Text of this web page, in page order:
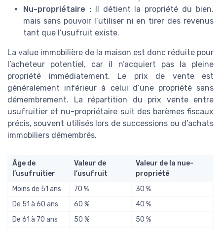
Nu-propriétaire :Il détient la propriété du bien,
mais sans pouvoir l’utiliser ni en tirer des revenus
tant que l’usufruit existe.
La value immobilière de la maison est donc réduite pour
l’acheteur potentiel, car il n’acquiert pas la pleine
propriété immédiatement. Le prix de vente est
généralement inférieur à celui d’une propriété sans
démembrement. La répartition du prix vente entre
usufruitier et nu-propriétaire suit des barèmes fiscaux
précis, souvent utilisés lors de successions ou d’achats
immobiliers démembrés.
Âge de
l’usufruitier
Valeur de
l’usufruit
Valeur de la nue-
propriété
Moins de 51 ans
70 %
30 %
De 51 à 60 ans
60 %
40 %
De 61 à 70 ans
50 %
50 %